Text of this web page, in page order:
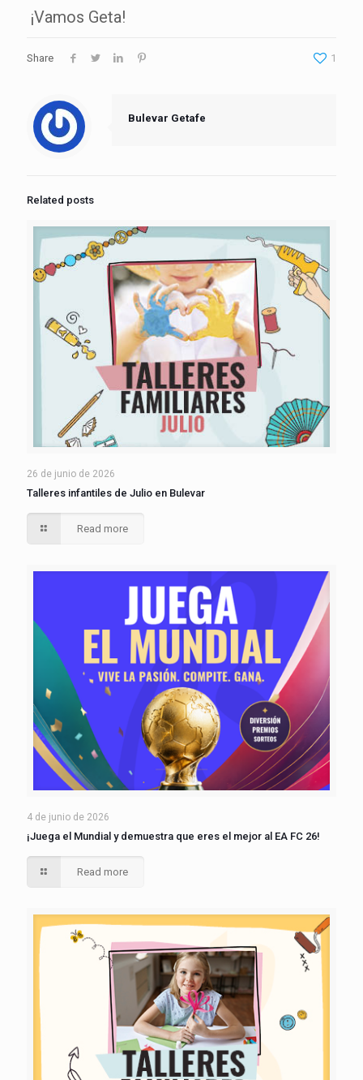
¡Vamos Geta!
Share 1
Bulevar Getafe
Related posts
26 de junio de 2026
Talleres infantiles de Julio en Bulevar
Read more
4 de junio de 2026
¡Juega el Mundial y demuestra que eres el mejor al EA FC 26!
Read more